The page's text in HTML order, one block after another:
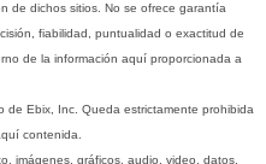
de dichos sitios. No se ofrece garantía
fiabilidad, puntualidad o exactitud de
de la información aquí proporcionada a
Ebix, Inc. Queda estrictamente prohibida
contenida.
imágenes, gráficos, audio, video, datos,